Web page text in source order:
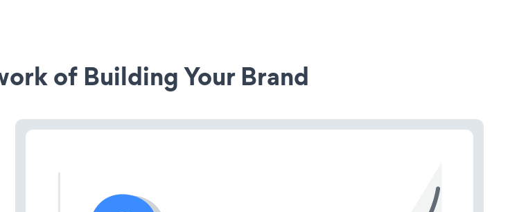
of Building Your Brand